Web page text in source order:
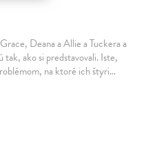
Deana a Allie a Tuckera a
tak, ako si predstavovali. Iste,
na ktoré ich štyri…